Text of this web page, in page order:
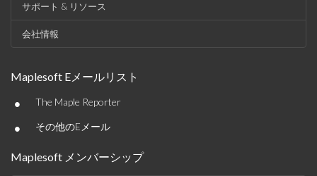
サポート & リソース
会社情報
Maplesoft Eメールリスト
• The Maple Reporter
• その他のEメール
Maplesoft メンバーシップ